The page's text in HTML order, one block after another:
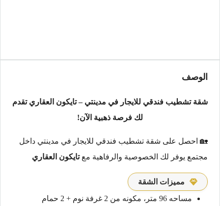
الوصف
شقة تشطيب فندقي للايجار في مدينتي – تايكون العقاري تقدم
لك فرصة ذهبية الآن!
🏡 احصل على شقة تشطيب فندقي للايجار في مدينتي داخل
مجتمع يوفر لك الخصوصية والرفاهية معتايكون العقاري
مميزات الشقة
مساحه 96 متر، مكونه من 2 غرفة نوم + 2 حمام